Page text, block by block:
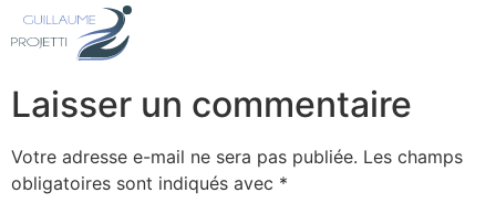
Laisser un commentaire
Votre adresse e-mail ne sera pas publiée. Les champs
obligatoires sont indiqués avec *